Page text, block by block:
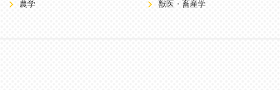
農学 獣医・畜産学